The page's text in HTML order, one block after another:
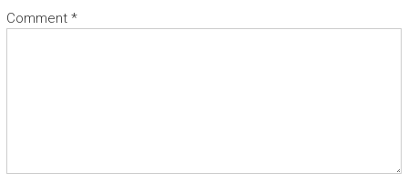
Comment *